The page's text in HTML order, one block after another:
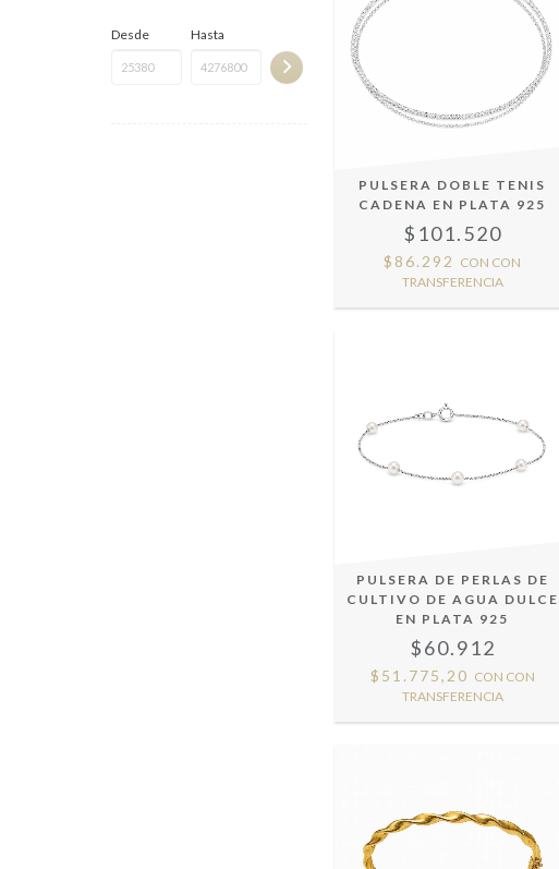
Desde Hasta
PULSERA DOBLE TENIS
CADENA EN PLATA 925
$101.520
$86.292 CON CON
TRANSFERENCIA
PULSERA DE PERLAS DE
CULTIVO DE AGUA DULCE
EN PLATA 925
$60.912
$51.775,20 CON CON
TRANSFERENCIA